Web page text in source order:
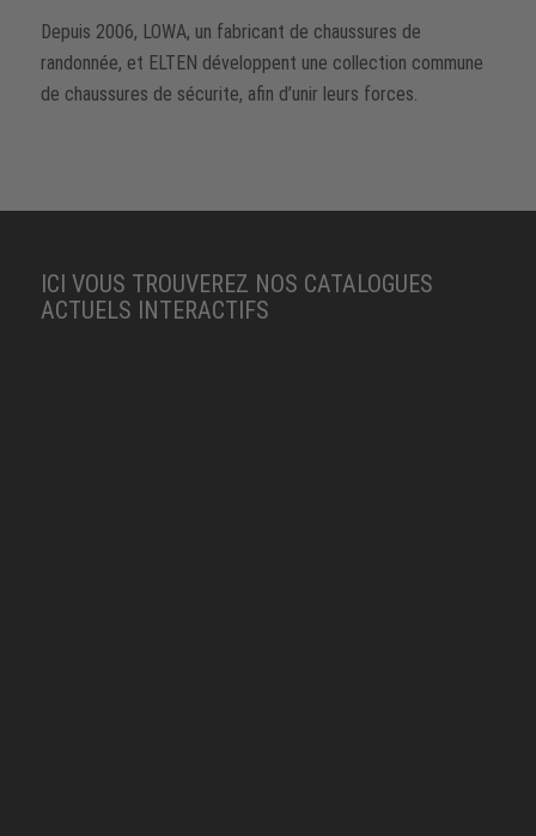
Depuis 2006, LOWA, un fabricant de chaussures de
randonnée, et ELTEN développent une collection commune
de chaussures de sécurite, afin d’unir leurs forces.
ICI VOUS TROUVEREZ NOS CATALOGUES
ACTUELS INTERACTIFS